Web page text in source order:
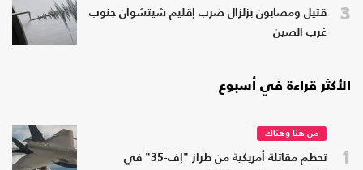
3
قتيل ومصابون بزلزال ضرب إقليم شيتشوان جنوب
غرب الصين
الأكثر قراءة في أسبوع
1
من هنا وهناك
تحطم مقاتلة أمريكية من طراز "إف-35" في